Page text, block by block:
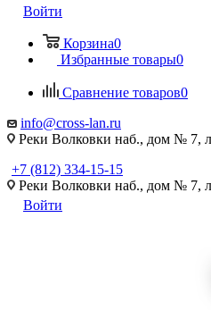
Войти
Корзина0
Избранные товары0
Сравнение товаров0
info@cross-lan.ru
Реки Волковки наб., дом № 7,
+7 (812) 334-15-15
Реки Волковки наб., дом № 7,
Войти